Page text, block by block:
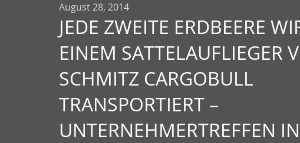
August 28, 2014
JEDE ZWEITE ERDBEERE
EINEM SATTELAUFLIEGER
SCHMITZ CARGOBULL
TRANSPORTIERT –
UNTERNEHMERTREFFEN